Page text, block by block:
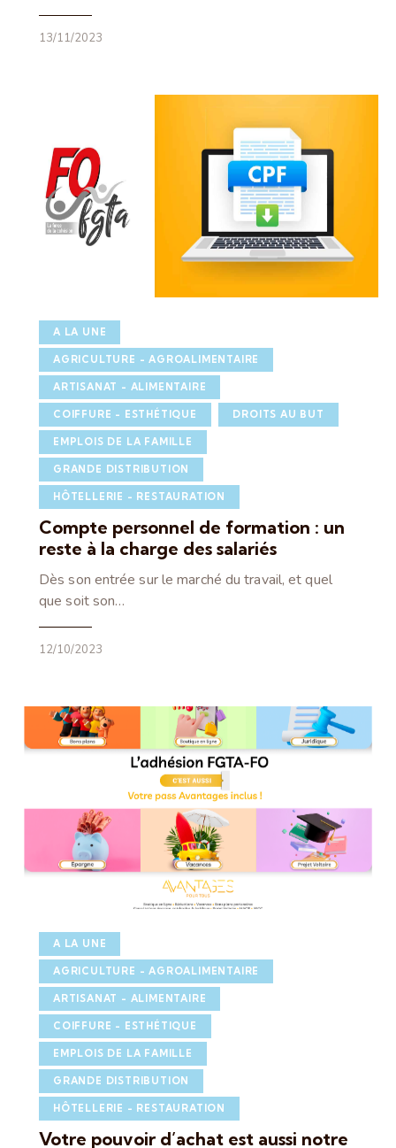
13/11/2023
A LA UNE
AGRICULTURE - AGROALIMENTAIRE
ARTISANAT - ALIMENTAIRE
COIFFURE - ESTHÉTIQUE DROITS AU BUT
EMPLOIS DE LA FAMILLE
GRANDE DISTRIBUTION
HÔTELLERIE - RESTAURATION
Compte personnel de formation : un
reste à la charge des salariés
Dès son entrée sur le marché du travail, et quel
que soit son…
12/10/2023
A LA UNE
AGRICULTURE - AGROALIMENTAIRE
ARTISANAT - ALIMENTAIRE
COIFFURE - ESTHÉTIQUE
EMPLOIS DE LA FAMILLE
GRANDE DISTRIBUTION
HÔTELLERIE - RESTAURATION
Votre pouvoir d’achat est aussi notre